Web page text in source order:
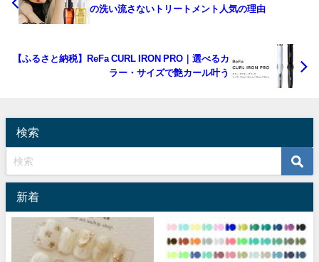
の洗い流さないトリートメント人気の理由
【ふるさと納税】ReFa CURL IRON PRO｜選べるカ
ラー・サイズで艶カール叶う
検索
新着